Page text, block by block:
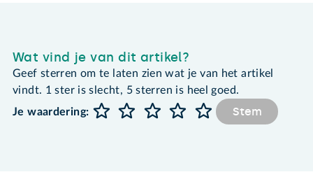
Wat vind je van dit artikel?
Geef sterren om te laten zien wat je van het artikel
vindt. 1 ster is slecht, 5 sterren is heel goed.
Je waardering:
Stem